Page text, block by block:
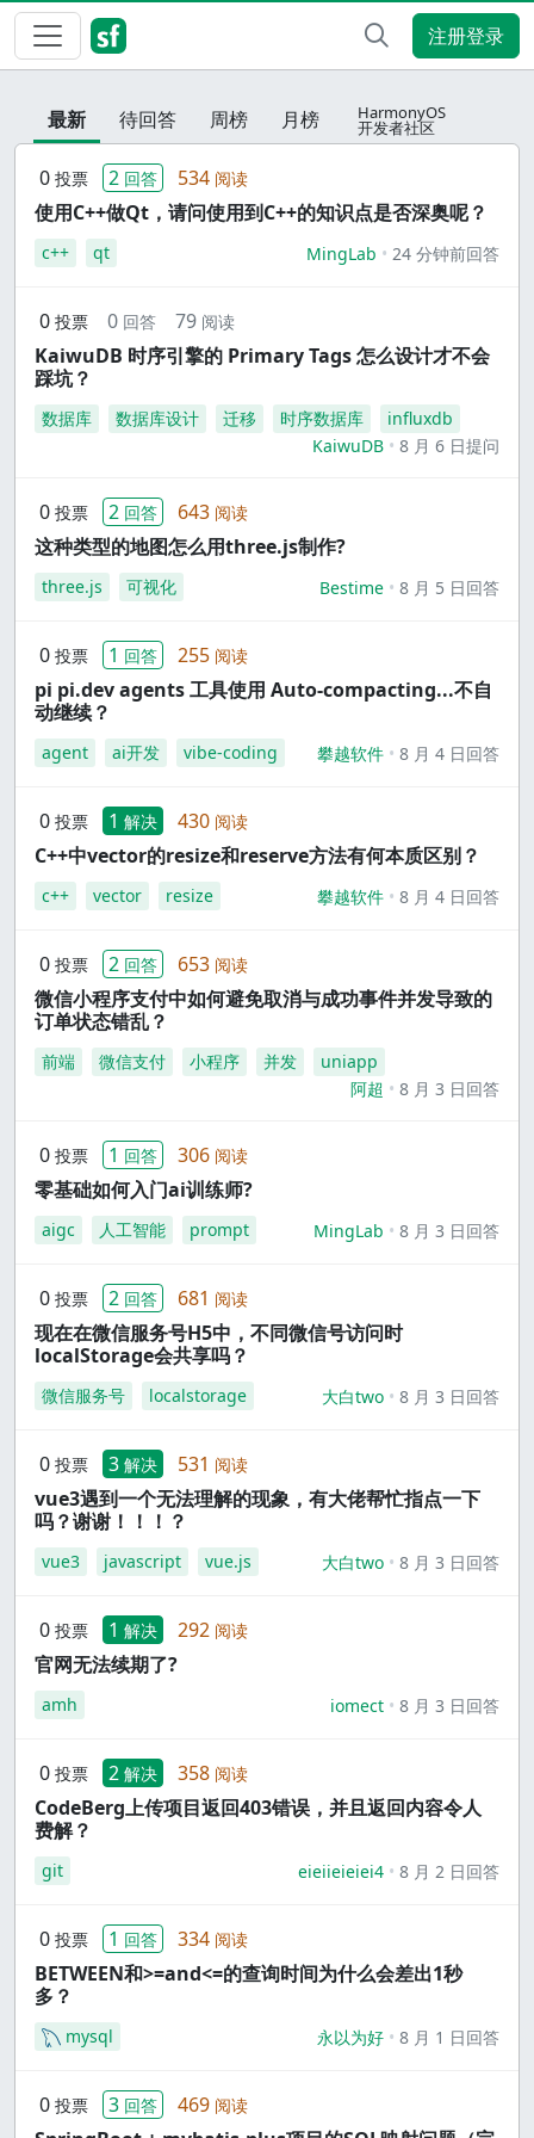
注册登录
最新 待回答 周榜 月榜 HarmonyOS
开发者社区
0 投票 2 回答 534 阅读
使用C++做Qt，请问使用到C++的知识点是否深奥呢？
c++ qt MingLab 24 分钟前回答
0 投票 0 回答 79 阅读
KaiwuDB 时序引擎的 Primary Tags 怎么设计才不会
踩坑？
数据库 数据库设计 迁移 时序数据库
influxdb
KaiwuDB
8 月 6 日提问
0 投票 2 回答 643 阅读
这种类型的地图怎么用three.js制作?
three.js 可视化 Bestime 8 月 5 日回答
0 投票 1 回答 255 阅读
pi pi.dev agents 工具使用 Auto-compacting...不自
动继续？
agent ai开发 vibe-coding 攀越软件 8 月 4 日回答
0 投票 1 解决 430 阅读
C++中vector的resize和reserve方法有何本质区别？
c++ vector resize 攀越软件 8 月 4 日回答
0 投票 2 回答 653 阅读
微信小程序支付中如何避免取消与成功事件并发导致的
订单状态错乱？
前端 微信支付 小程序 并发
uniapp
阿超
8 月 3 日回答
0 投票 1 回答 306 阅读
零基础如何入门ai训练师?
aigc 人工智能 prompt MingLab 8 月 3 日回答
0 投票 2 回答 681 阅读
现在在微信服务号H5中，不同微信号访问时
localStorage会共享吗？
微信服务号 localstorage 大白two 8 月 3 日回答
0 投票 3 解决 531 阅读
vue3遇到一个无法理解的现象，有大佬帮忙指点一下
吗？谢谢！！！？
vue3 javascript vue.js 大白two 8 月 3 日回答
0 投票 1 解决 292 阅读
官网无法续期了?
amh iomect 8 月 3 日回答
0 投票 2 解决 358 阅读
CodeBerg上传项目返回403错误，并且返回内容令人
费解？
git eieiieieiei4 8 月 2 日回答
0 投票 1 回答 334 阅读
BETWEEN和>=and<=的查询时间为什么会差出1秒
多？
mysql 永以为好 8 月 1 日回答
0 投票 3 回答 469 阅读